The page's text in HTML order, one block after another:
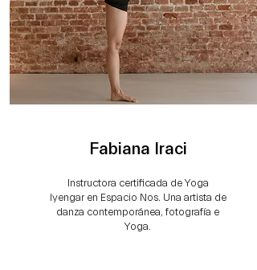
Fabiana Iraci
Instructora certificada de Yoga
Iyengar en Espacio Nos. Una artista de
danza contemporánea, fotografía e
Yoga.